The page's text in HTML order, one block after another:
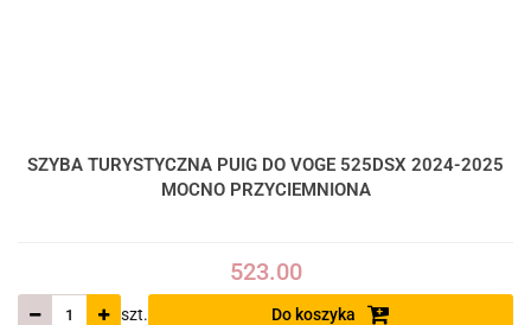
SZYBA TURYSTYCZNA PUIG DO VOGE 525DSX 2024-2025
MOCNO PRZYCIEMNIONA
523.00
szt. Do koszyka